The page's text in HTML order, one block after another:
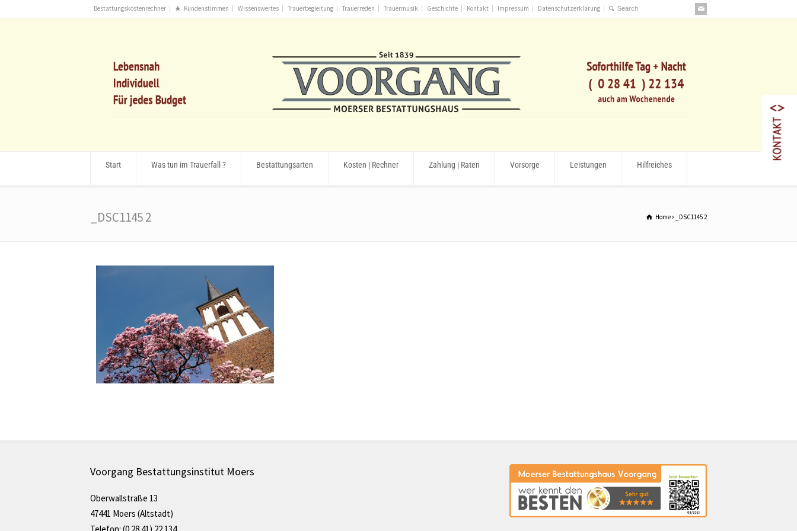
Bestattungskostenrechner Kundenstimmen Wissenswertes Trauerbegleitung Trauerreden Trauermusik Geschichte Kontakt Impressum Datenschutzerklärung
Start Was tun im Trauerfall ? Bestattungsarten Kosten | Rechner Zahlung | Raten Vorsorge Leistungen Hilfreiches
_DSC1145 2 Home _DSC1145 2
Voorgang Bestattungsinstitut Moers
Oberwallstraße 13
47441 Moers (Altstadt)